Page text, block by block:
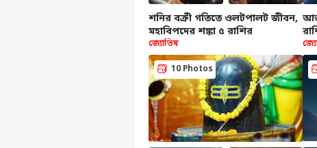
শনির বক্রী গতিতে ওলটপালট জীবন,
মহাবিপদের শঙ্কা ৫ রাশির
জ্যোতিষ
10 Photos
হ্যালো গেস্ট
বিজ্ঞাপন দিন
প্রাইভেসি পলিসি
যোগাযোগ করুন
সেরা
খবর